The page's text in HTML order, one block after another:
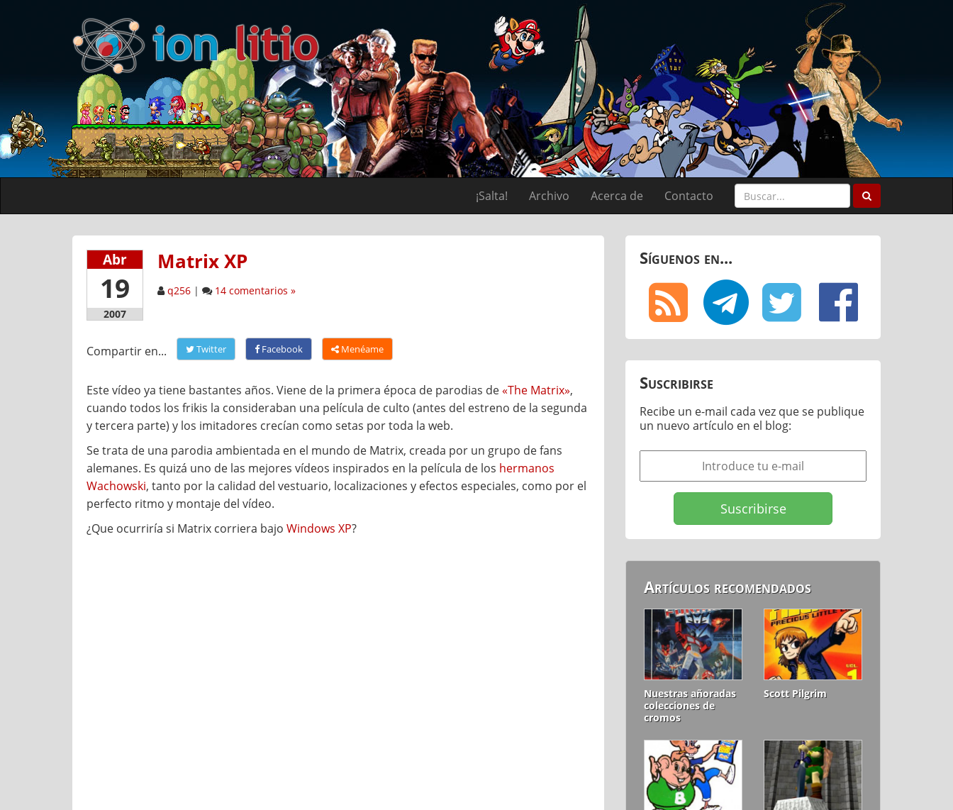
¡Salta! Archivo Acerca de Contacto
Abr
19
2007
Matrix XP
q256 | 14 comentarios »
Compartir en... Twitter Facebook Menéame
Este vídeo ya tiene bastantes años. Viene de la primera época de parodias de«The Matrix»,
cuando todos los frikis la consideraban una película de culto (antes del estreno de la segunda
y tercera parte) y los imitadores crecían como setas por toda la web.
Se trata de una parodia ambientada en el mundo de Matrix, creada por un grupo de fans
alemanes. Es quizá uno de las mejores vídeos inspirados en la película de los hermanos
Wachowski, tanto por la calidad del vestuario, localizaciones y efectos especiales, como por el
perfecto ritmo y montaje del vídeo.
¿Que ocurriría si Matrix corriera bajo Windows XP?
Síguenos en...
Suscribirse
Recibe un e-mail cada vez que se publique
un nuevo artículo en el blog:
Artículos recomendados
Nuestras añoradas
colecciones de
cromos
Scott Pilgrim